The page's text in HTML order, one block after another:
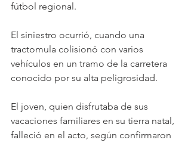
fútbol regional.
El siniestro ocurrió, cuando una
tractomula colisionó con varios
vehículos en un tramo de la carretera
conocido por su alta peligrosidad.
El joven, quien disfrutaba de sus
vacaciones familiares en su tierra natal,
falleció en el acto, según confirmaron